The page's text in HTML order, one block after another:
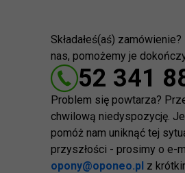
Składałeś(aś)
nas, pomożemy je
52 341
Problem się powtarza?
chwilową niedyspozycję.
pomóż nam uniknąć tej
przyszłości - prosimy o e-
opony@oponeo.pl z